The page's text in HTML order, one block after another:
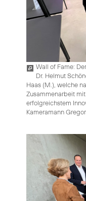
Wall of Fame:
Dr. Helmut
Haas (M.), welche
Zusammenarbeit
erfolgreichstem
Kameramann